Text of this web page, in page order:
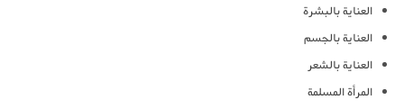
العناية بالبشرة
العناية بالجسم
العناية بالشعر
المرأة المسلمة